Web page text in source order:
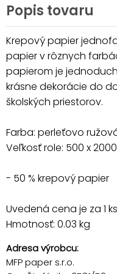
Popis tovaru
Krepový papier
papier v rôznych
papierom je
krásne dekorácie do
školských priestorov.
Farba: perleťovo
Veľkosť role: 500 x
- 50 % krepový papier
Uvedená cena je za 1
Hmotnosť: 0.03 kg
Adresa výrobcu:
MFP paper s.r.o.